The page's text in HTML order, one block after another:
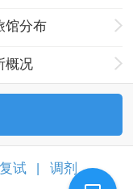
馆分布
概况
复试 调剂